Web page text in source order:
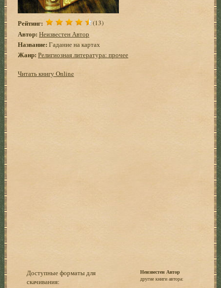
Рейтинг: (13)
Автор: Неизвестен Автор
Название: Гадание на картах
Жанр: Религиозная литература: прочее
Читать книгу Online
Доступные форматы для
скачивания:
Неизвестен Автор
другие книги автора: